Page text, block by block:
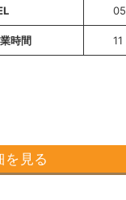
時間
を見る